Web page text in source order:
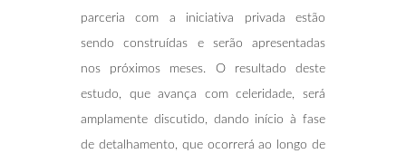
parceria com a iniciativa privada estão
sendo construídas e serão apresentadas
nos próximos meses. O resultado deste
estudo, que avança com celeridade, será
amplamente discutido, dando início à fase
de detalhamento, que ocorrerá ao longo de